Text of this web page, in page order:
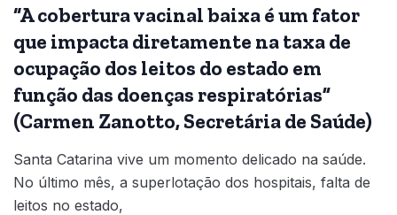
“A cobertura vacinal baixa é um fator
que impacta diretamente na taxa de
ocupação dos leitos do estado em
função das doenças respiratórias”
(Carmen Zanotto, Secretária de Saúde)
Santa Catarina vive um momento delicado na saúde.
No último mês, a superlotação dos hospitais, falta de
leitos no estado,